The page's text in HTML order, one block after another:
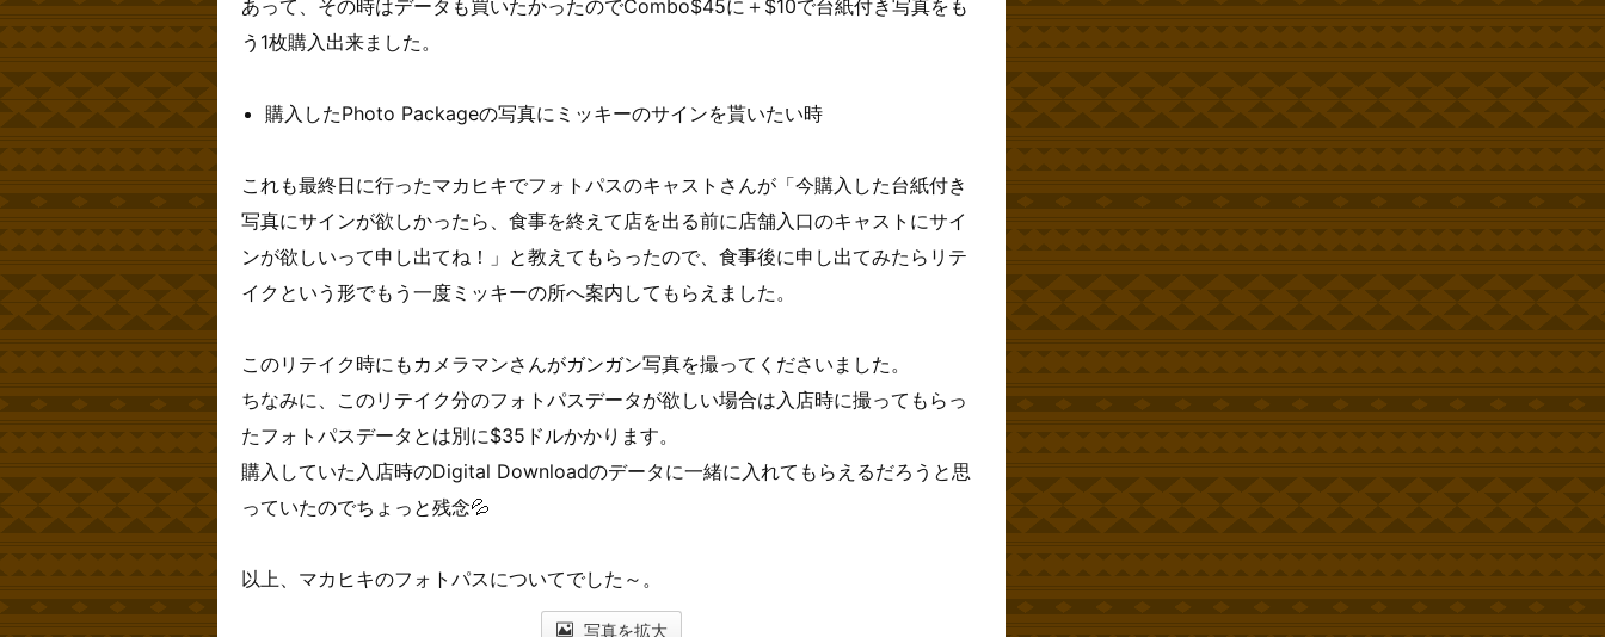
あって、その時はデータも買いたかったのでCombo$45に＋$10で台紙付き写真をも
う1枚購入出来ました。
購入したPhoto Packageの写真にミッキーのサインを貰いたい時
これも最終日に行ったマカヒキでフォトパスのキャストさんが「今購入した台紙付き
写真にサインが欲しかったら、食事を終えて店を出る前に店舗入口のキャストにサイ
ンが欲しいって申し出てね！」と教えてもらったので、食事後に申し出てみたらリテ
イクという形でもう一度ミッキーの所へ案内してもらえました。
このリテイク時にもカメラマンさんがガンガン写真を撮ってくださいました。
ちなみに、このリテイク分のフォトパスデータが欲しい場合は入店時に撮ってもらっ
たフォトパスデータとは別に$35ドルかかります。
購入していた入店時のDigital Downloadのデータに一緒に入れてもらえるだろうと思
っていたのでちょっと残念💦
以上、マカヒキのフォトパスについてでした～。
写真を拡大